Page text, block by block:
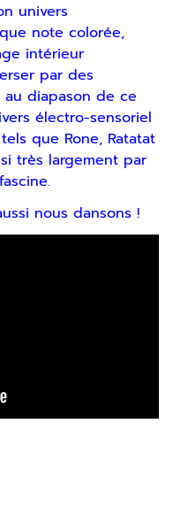
univers
note colorée,
intérieur
par des
diapason de ce
électro-sensoriel
que Rone, Ratatat
très largement par
nous dansons !